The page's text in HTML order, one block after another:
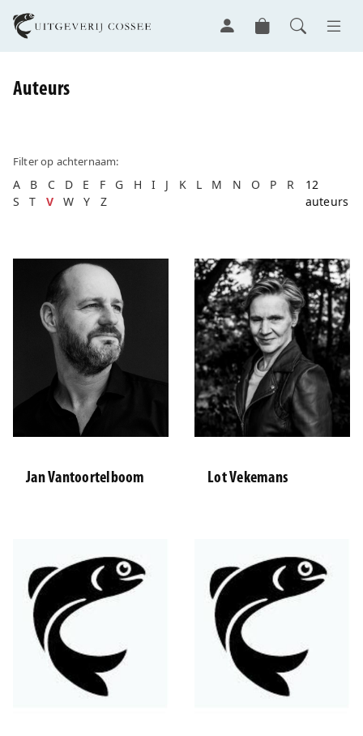
Auteurs
Filter op achternaam:
A B C D E F G H I J K L M N O P
R
S
T V W Y Z
12
auteurs
Jan Vantoortelboom Lot Vekemans